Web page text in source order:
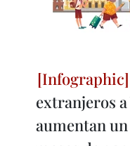
extranjeros
aumentan un